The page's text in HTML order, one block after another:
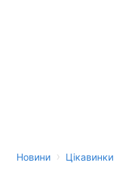
Новини › Цікавинки